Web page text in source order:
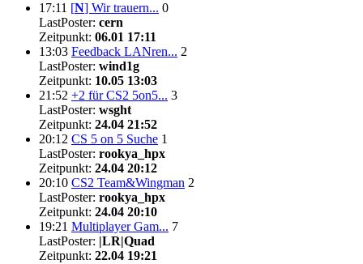
17:11 [N] Wir trauern... 0
LastPoster: cern
Zeitpunkt: 06.01 17:11
13:03 Feedback LANren... 2
LastPoster: wind1g
Zeitpunkt: 10.05 13:03
21:52 +2 für CS2 5on5... 3
LastPoster: wsght
Zeitpunkt: 24.04 21:52
20:12 CS 5 on 5 Suche 1
LastPoster: rookya_hpx
Zeitpunkt: 24.04 20:12
20:10 CS2 Team&Wingman 2
LastPoster: rookya_hpx
Zeitpunkt: 24.04 20:10
19:21 Multiplayer Gam... 7
LastPoster: |LR|Quad
Zeitpunkt: 22.04 19:21